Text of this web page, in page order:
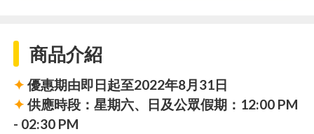
商品介紹
✦ 優惠期由即日起至2022年8月31日
✦ 供應時段：星期六、日及公眾假期：12:00 PM
- 02:30 PM